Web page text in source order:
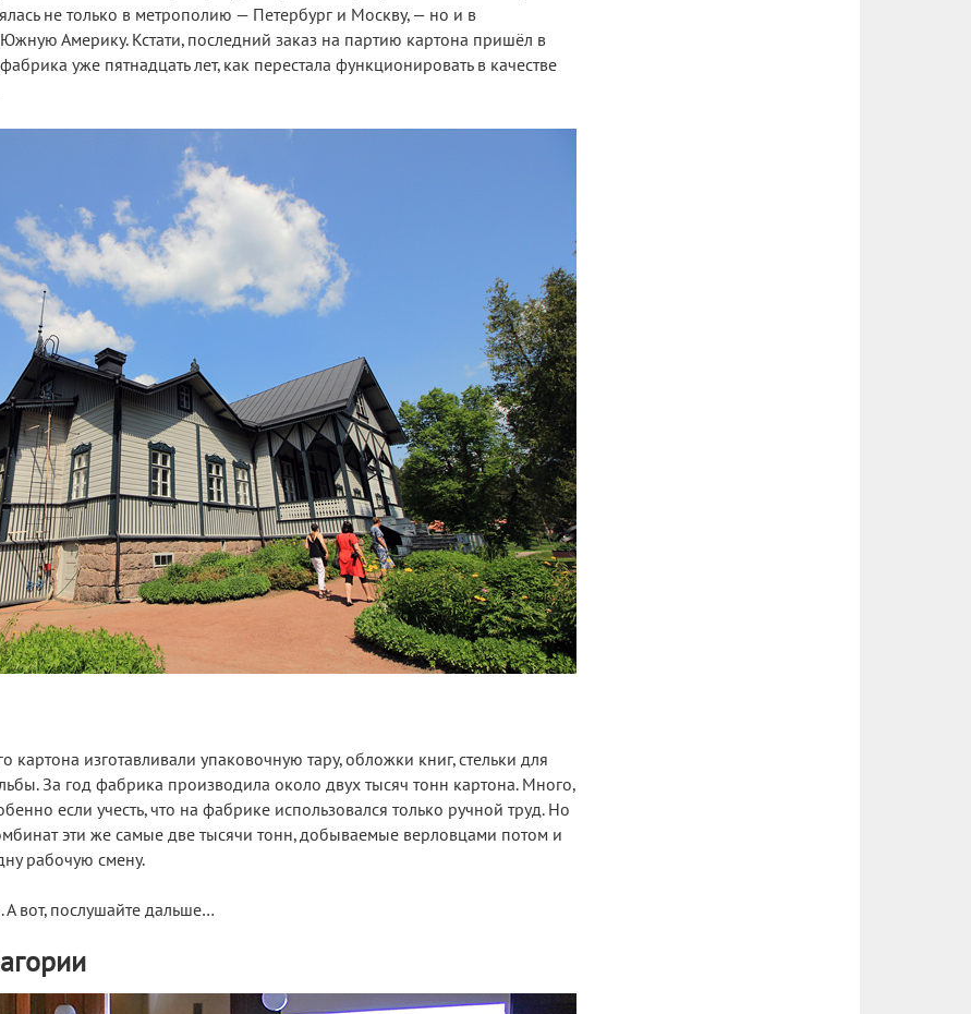
не только в метрополию — Петербург и Москву, — но и в
Америку. Кстати, последний заказ на партию картона пришёл в
уже пятнадцать лет, как перестала функционировать в качестве
картона изготавливали упаковочную тару, обложки книг, стельки для
За год фабрика производила около двух тысяч тонн картона. Много,
если учесть, что на фабрике использовался только ручной труд. Но
эти же самые две тысячи тонн, добываемые верловцами потом и
рабочую смену.
вот, послушайте дальше…